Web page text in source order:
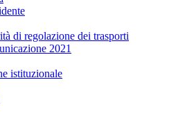
di regolazione dei trasporti
2021
istituzionale